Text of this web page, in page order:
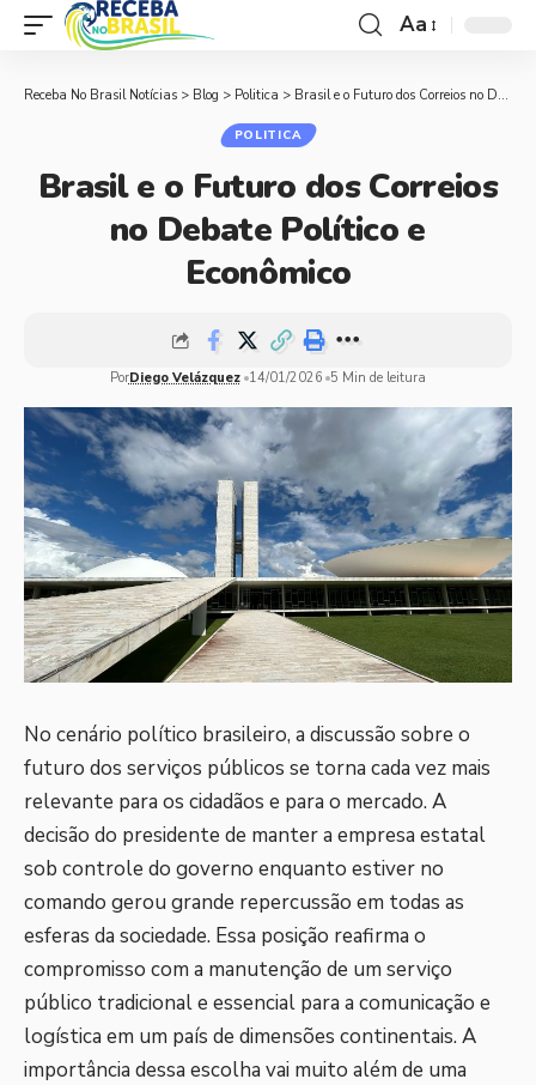
Aa
Receba No Brasil Notícias > Blog > Politica > Brasil e o Futuro dos Correios no Debate Político e Econômico
POLITICA
Brasil e o Futuro dos Correios
no Debate Político e
Econômico
PorDiego Velázquez 14/01/2026 5 Min de leitura
No cenário político brasileiro, a discussão sobre o
futuro dos serviços públicos se torna cada vez mais
relevante para os cidadãos e para o mercado. A
decisão do presidente de manter a empresa estatal
sob controle do governo enquanto estiver no
comando gerou grande repercussão em todas as
esferas da sociedade. Essa posição reafirma o
compromisso com a manutenção de um serviço
público tradicional e essencial para a comunicação e
logística em um país de dimensões continentais. A
importância dessa escolha vai muito além de uma